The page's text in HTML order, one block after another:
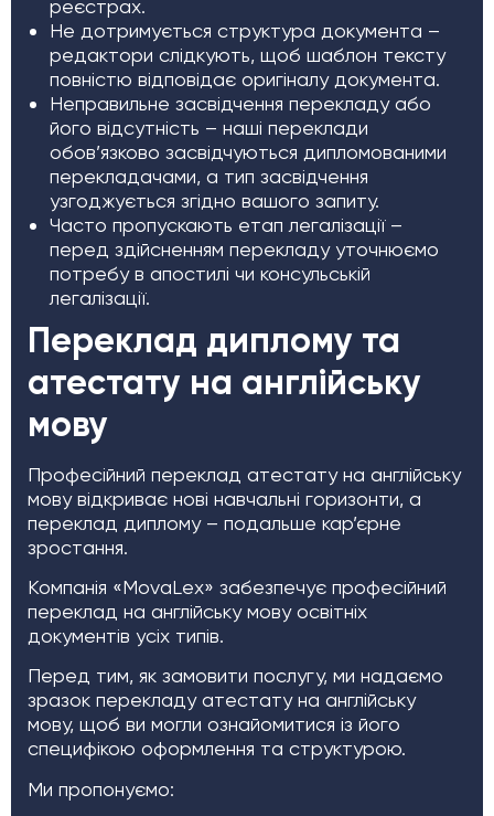
реєстрах.
Не дотримується структура документа –
редактори слідкують, щоб шаблон тексту
повністю відповідає оригіналу документа.
Неправильне засвідчення перекладу або
його відсутність – наші переклади
обов’язково засвідчуються дипломованими
перекладачами, а тип засвідчення
узгоджується згідно вашого запиту.
Часто пропускають етап легалізації –
перед здійсненням перекладу уточнюємо
потребу в апостилі чи консульській
легалізації.
Переклад диплому та
атестату на англійську
мову
Професійний переклад атестату на англійську
мову відкриває нові навчальні горизонти, а
переклад диплому – подальше кар’єрне
зростання.
Компанія «MovaLex» забезпечує професійний
переклад на англійську мову освітніх
документів усіх типів.
Перед тим, як замовити послугу, ми надаємо
зразок перекладу атестату на англійську
мову, щоб ви могли ознайомитися із його
специфікою оформлення та структурою.
Ми пропонуємо: